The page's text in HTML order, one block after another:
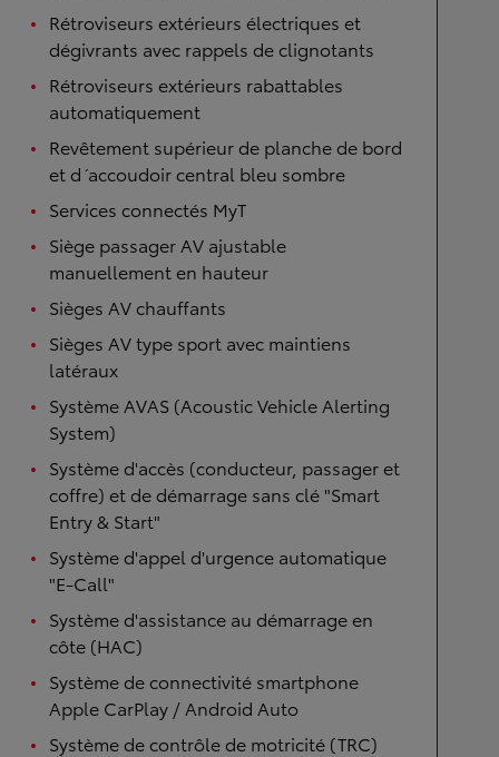
Rétroviseurs extérieurs électriques et
dégivrants avec rappels de clignotants
Rétroviseurs extérieurs rabattables
automatiquement
Revêtement supérieur de planche de bord
et d´accoudoir central bleu sombre
Services connectés MyT
Siège passager AV ajustable
manuellement en hauteur
Sièges AV chauffants
Sièges AV type sport avec maintiens
latéraux
Système AVAS (Acoustic Vehicle Alerting
System)
Système d'accès (conducteur, passager et
coffre) et de démarrage sans clé "Smart
Entry & Start"
Système d'appel d'urgence automatique
"E-Call"
Système d'assistance au démarrage en
côte (HAC)
Système de connectivité smartphone
Apple CarPlay / Android Auto
Système de contrôle de motricité (TRC)